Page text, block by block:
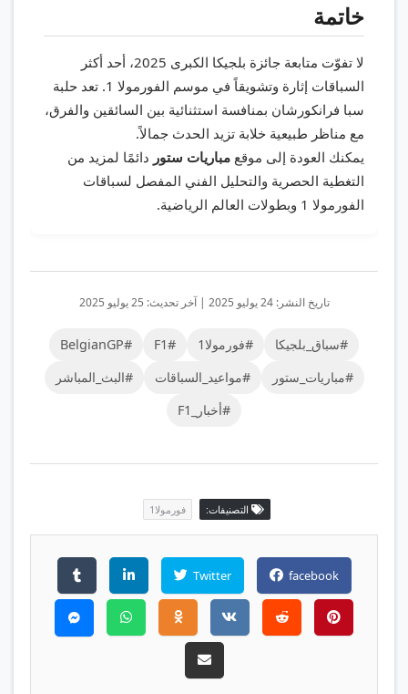
خاتمة
لا تفوّت متابعة جائزة بلجيكا الكبرى 2025، أحد أكثر
السباقات إثارة وتشويقاً في موسم الفورمولا 1. تعد حلبة
سبا فرانكورشان بمنافسة استثنائية بين السائقين والفرق،
مع مناظر طبيعية خلابة تزيد الحدث جمالاً.
يمكنك العودة إلى موقعمباريات ستور دائمًا لمزيد من
التغطية الحصرية والتحليل الفني المفصل لسباقات
الفورمولا 1 وبطولات العالم الرياضية.
تاريخ النشر: 24 يوليو 2025 | آخر تحديث: 25 يوليو 2025
#سباق_بلجيكا #فورمولا1 #F1
#BelgianGP
#مباريات_ستور
#مواعيد_السباقات
#البث_المباشر
#أخبار_F1
التصنيفات: فورمولا1
facebook
Twitter